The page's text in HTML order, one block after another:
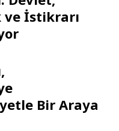
ve İstikrarı
Bir Araya